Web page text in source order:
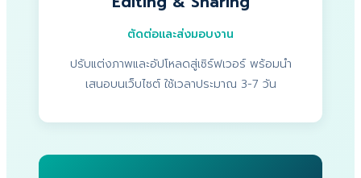
ตัดต่อและส่งมอบงาน
ปรับแต่งภาพและอัปโหลดสู่เซิร์ฟเวอร์ พร้อมนำ
เสนอบนเว็บไซต์ ใช้เวลาประมาณ 3-7 วัน